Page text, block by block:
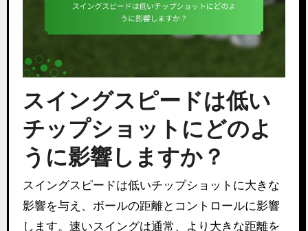
スイングスピードは低い
チップショットにどのよ
うに影響しますか？
スイングスピードは低いチップショットに大きな
影響を与え、ボールの距離とコントロールに影響
します。速いスイングは通常、より大きな距離を